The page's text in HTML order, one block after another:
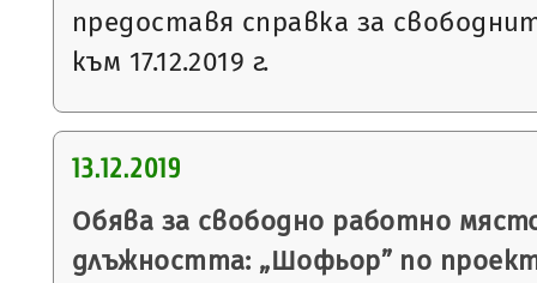
предоставя справка за
към 17.12.2019 г.
13.12.2019
Обява за свободно работно
длъжността: „Шофьор” по